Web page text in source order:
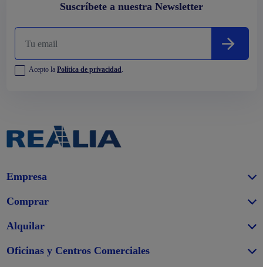
Suscríbete a nuestra Newsletter
Acepto la Política de privacidad.
Empresa
Comprar
Alquilar
Oficinas y Centros Comerciales